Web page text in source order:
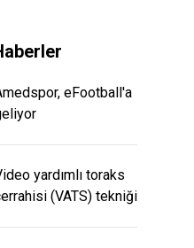
eFootball'a
yardımlı toraks
(VATS) tekniği